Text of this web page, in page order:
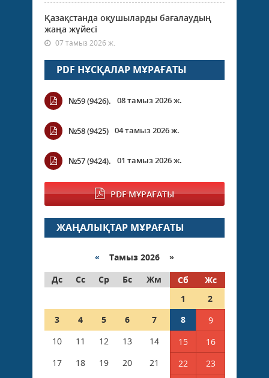
Қазақстанда оқушыларды бағалаудың
жаңа жүйесі
07 тамыз 2026 ж.
PDF НҰСҚАЛАР МҰРАҒАТЫ
№59 (9426). 08 тамыз 2026 ж.
№58 (9425) 04 тамыз 2026 ж.
№57 (9424). 01 тамыз 2026 ж.
PDF МҰРАҒАТЫ
ЖАҢАЛЫҚТАР МҰРАҒАТЫ
« Тамыз 2026 »
Дс
Сс Ср Бс Жм Сб
Жс
1
2
3
4 5 6 7 8
9
10
11 12 13 14 15
16
17
18 19 20 21 22
23